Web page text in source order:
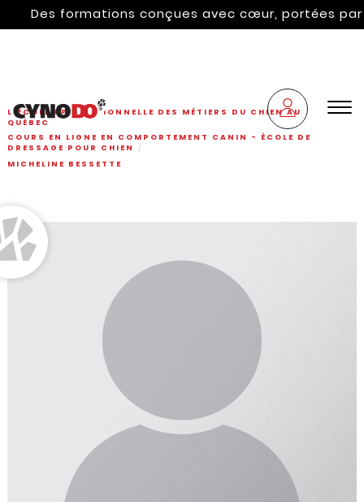
Des formations conçues avec cœur, portées par
L'ÉCOLE PROFESSIONNELLE DES MÉTIERS DU CHIEN AU
QUÉBEC
COURS EN LIGNE EN COMPORTEMENT CANIN - ÉCOLE DE
DRESSAGE POUR CHIEN
MICHELINE BESSETTE